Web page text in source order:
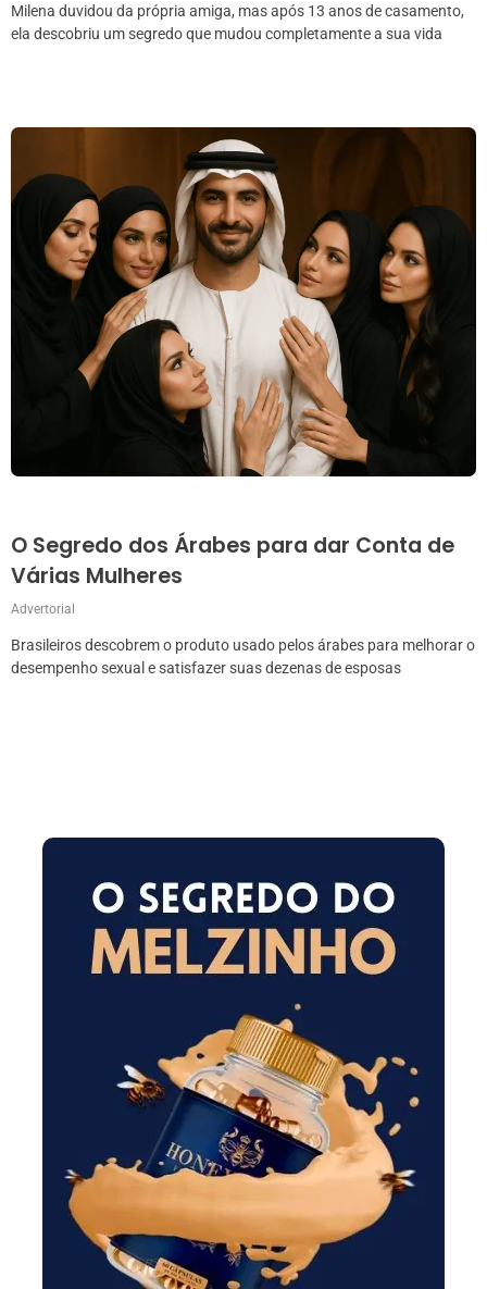
Milena duvidou da própria amiga, mas após 13 anos de casamento,
ela descobriu um segredo que mudou completamente a sua vida
O Segredo dos Árabes para dar Conta de
Várias Mulheres
Advertorial
Brasileiros descobrem o produto usado pelos árabes para melhorar o
desempenho sexual e satisfazer suas dezenas de esposas